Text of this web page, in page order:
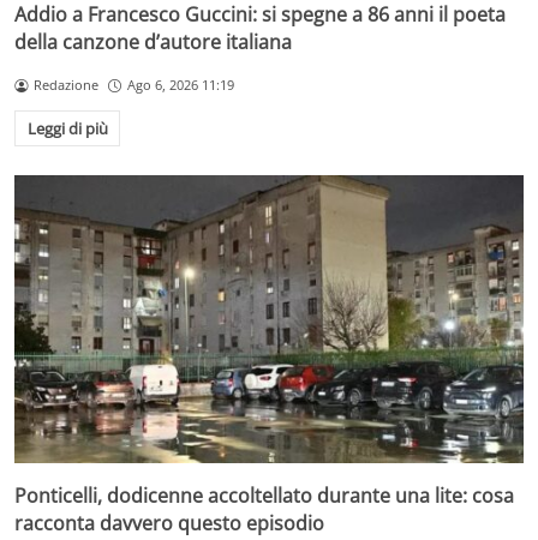
Addio a Francesco Guccini: si spegne a 86 anni il poeta
della canzone d’autore italiana
Redazione Ago 6, 2026 11:19
Leggi di più
Ponticelli, dodicenne accoltellato durante una lite: cosa
racconta davvero questo episodio